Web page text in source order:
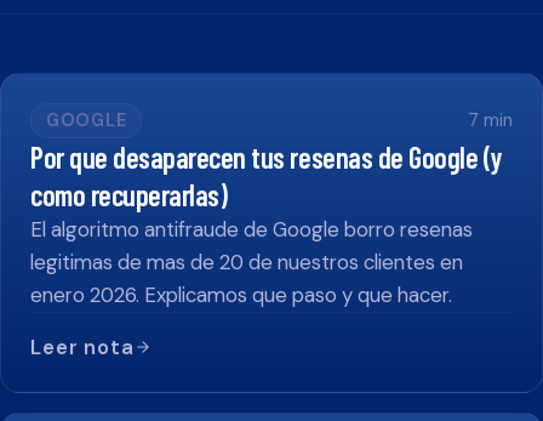
GOOGLE 7 min
Por que desaparecen tus resenas de Google (y
como recuperarlas)
El algoritmo antifraude de Google borro resenas
legitimas de mas de 20 de nuestros clientes en
enero 2026. Explicamos que paso y que hacer.
Leer nota